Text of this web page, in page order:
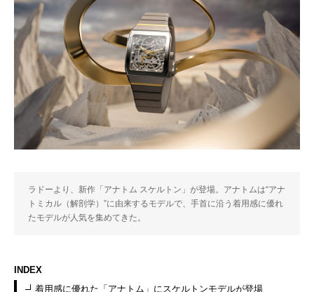
ラドーより、新作「アナトム スケルトン」が登場。アナトムは“アナ
トミカル（解剖学）”に由来するモデルで、手首に沿う着用感に優れ
たモデルが人気を集めてきた。
INDEX
着用感に優れた「アナトム」にスケルトンモデルが登場